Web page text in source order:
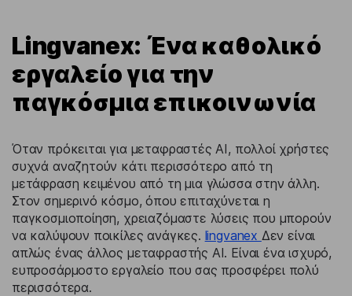
Lingvanex: Ένα καθολικό
εργαλείο για την
παγκόσμια επικοινωνία
Όταν πρόκειται για μεταφραστές AI, πολλοί χρήστες
συχνά αναζητούν κάτι περισσότερο από τη
μετάφραση κειμένου από τη μια γλώσσα στην άλλη.
Στον σημερινό κόσμο, όπου επιταχύνεται η
παγκοσμιοποίηση, χρειαζόμαστε λύσεις που μπορούν
να καλύψουν ποικίλες ανάγκες. lingvanex Δεν είναι
απλώς ένας άλλος μεταφραστής AI. Είναι ένα ισχυρό,
ευπροσάρμοστο εργαλείο που σας προσφέρει πολύ
περισσότερα.